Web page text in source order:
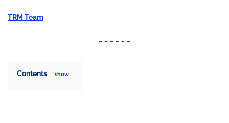
TRM Team
Contents show